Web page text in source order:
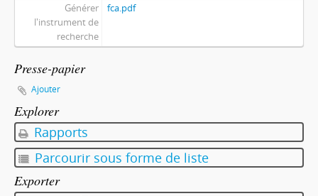
Générer
l'instrument de
recherche
fca.pdf
Presse-papier
Ajouter
Explorer
Rapports
Parcourir sous forme de liste
Exporter